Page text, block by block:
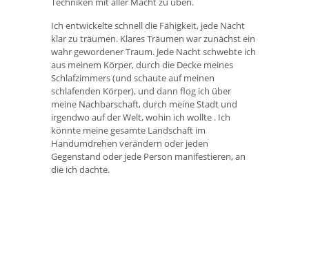
Ich entwickelte schnell die Fähigkeit, jede Nacht
klar zu träumen. Klares Träumen war zunächst ein
wahr gewordener Traum. Jede Nacht schwebte ich
aus meinem Körper, durch die Decke meines
Schlafzimmers (und schaute auf meinen
schlafenden Körper), und dann flog ich über
meine Nachbarschaft, durch meine Stadt und
irgendwo auf der Welt, wohin ich wollte . Ich
könnte meine gesamte Landschaft im
Handumdrehen verändern oder jeden
Gegenstand oder jede Person manifestieren, an
die ich dachte.